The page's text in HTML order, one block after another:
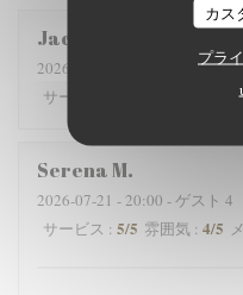
カス
プラ
Jacques
2026-07-22
- 19:30 - ゲスト 2
サービス
SerenaM
2026-07-21 - 20:00 - ゲスト 4
サービス : 5/5 雰囲気 : 4/5